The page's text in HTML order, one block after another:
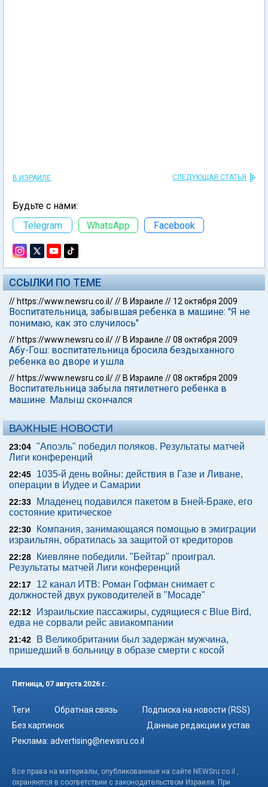
В ИЗРАИЛЕ СЛЕДУЮЩАЯ СТАТЬЯ
Будьте с нами:
Telegram
WhatsApp Facebook
ССЫЛКИ ПО ТЕМЕ
// https://www.newsru.co.il/// В Израиле // 12 октября 2009
Воспитательница, забывшая ребенка в машине: "Я не
понимаю, как это случилось"
// https://www.newsru.co.il/// В Израиле //08 октября 2009
Абу-Гош: воспитательница бросила бездыханного
ребенка во дворе и ушла
// https://www.newsru.co.il/// В Израиле //08 октября 2009
Воспитательница забыла пятилетнего ребенка в
машине. Малыш скончался
ВАЖНЫЕ НОВОСТИ
23:04 "Апоэль" победил поляков. Результаты матчей
Лиги конференций
22:45
1035-й день войны: действия в Газе и Ливане,
операции в Иудее и Самарии
22:33
Младенец подавился пакетом в Бней-Браке, его
состояние критическое
22:30
Компания, занимающаяся помощью в эмиграции
израильтян, обратилась за защитой от кредиторов
22:28
Киевляне победили. "Бейтар" проиграл.
Результаты матчей Лиги конференций
22:17
12 канал ИТВ: Роман Гофман снимает с
должностей двух руководителей в "Мосаде"
22:12
Израильские пассажиры, судящиеся с Blue Bird,
едва не сорвали рейс авиакомпании
21:42
В Великобритании был задержан мужчина,
пришедший в больницу в образе смерти с косой
Пятница, 07 августа 2026 г.
Теги Обратная связь
Подписка на новости (RSS)
Без картинок
Данные редакции и устав
Реклама: advertising@newsru.co.il
Все права на материалы, опубликованные на сайте NEWSru.co.il ,
охраняются в соответствии с законодательством Израиля. При